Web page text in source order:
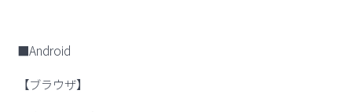
■Android
【ブラウザ】